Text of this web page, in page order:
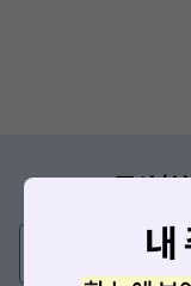
증상/
💬 무엇이든 물어